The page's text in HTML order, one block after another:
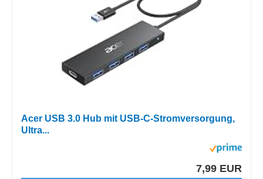
Acer USB 3.0 Hub mit USB-C-Stromversorgung,
Ultra...
7,99 EUR